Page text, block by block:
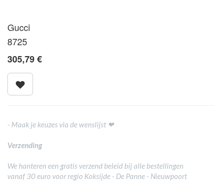
Gucci
8725
305,79€
- Maak je keuzes via de wenslijst ❤
Verzending
We hanteren een gratis verzend beleid bij alle bestellingen
vanaf 30 euro voor regio Koksijde - De Panne - Nieuwpoort